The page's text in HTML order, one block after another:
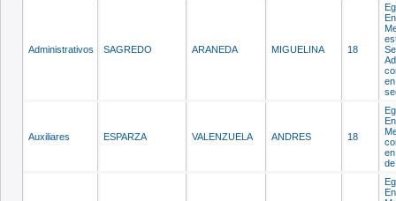
Administrativos SAGREDO ARANEDA MIGUELINA 18
Auxiliares ESPARZA VALENZUELA ANDRES 18